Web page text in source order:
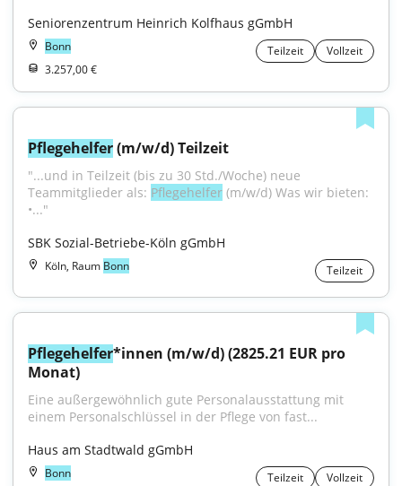
Seniorenzentrum Heinrich Kolfhaus gGmbH
Bonn Teilzeit
Vollzeit
3.257,00 €
Pflegehelfer (m/w/d) Teilzeit
"...und in Teilzeit (bis zu 30 Std./Woche) neue
Teammitglieder als: Pflegehelfer (m/w/d) Was wir bieten:
•..."
SBK Sozial-Betriebe-Köln gGmbH
Köln, Raum Bonn Teilzeit
Pflegehelfer*innen (m/w/d) (2825.21 EUR pro
Monat)
Eine außergewöhnlich gute Personalausstattung mit
einem Personalschlüssel in der Pflege von fast...
Haus am Stadtwald gGmbH
Bonn Teilzeit
Vollzeit